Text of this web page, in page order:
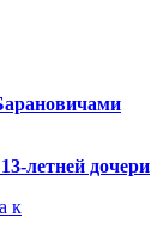
летней дочери
к